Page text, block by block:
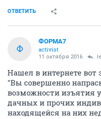
ОТВЕТИТЬ
Ф
ФОРМА7
activist
11 октября 2016
Нашел в интернете вот
"Вы совершенно
возможности изъятия
дачных и прочих
находящейся на них